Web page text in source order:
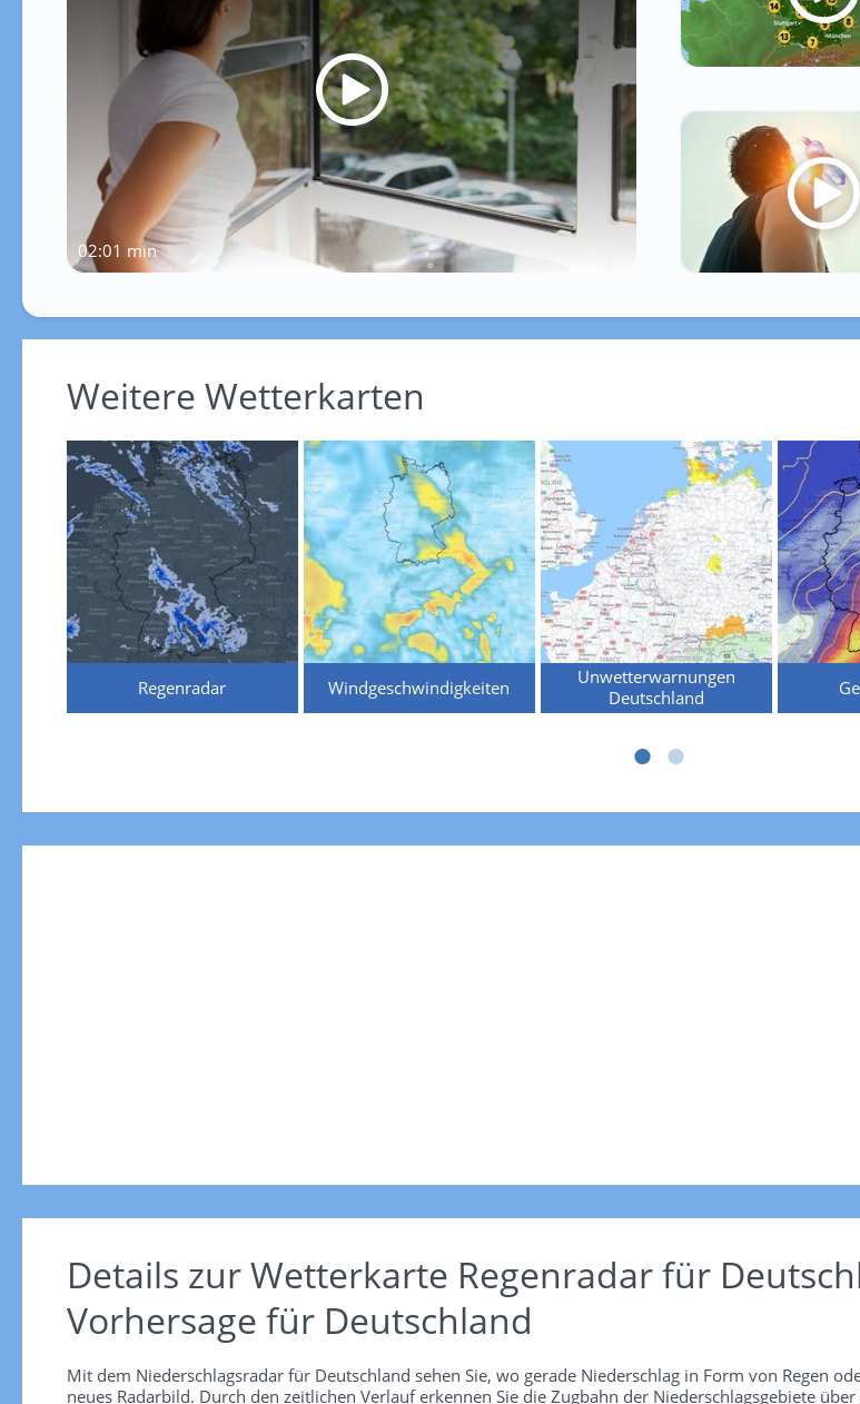
02:01 min
Weitere Wetterkarten
Regenradar Windgeschwindigkeiten
Unwetterwarnungen
Deutschland
Details zur Wetterkarte Regenradar für
Vorhersage für Deutschland
Mit dem Niederschlagsradar für Deutschland sehen Sie, wo gerade Niederschlag in Form von Regen
neues Radarbild. Durch den zeitlichen Verlauf erkennen Sie die Zugbahn der Niederschlagsgebiete